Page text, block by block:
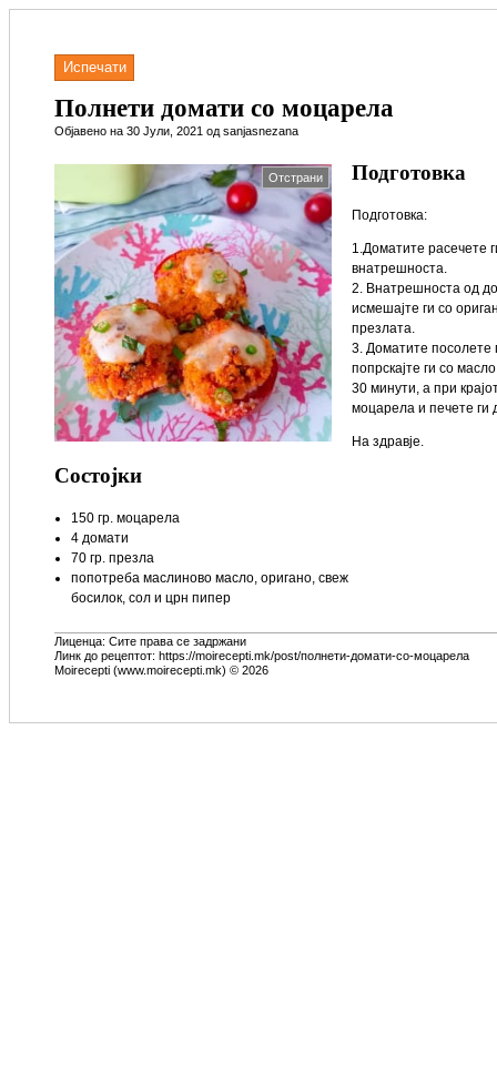
Испечати
Полнети домати со моцарела
Објавено на 30 Јули, 2021 од sanjasnezana
Отстрани
Состојки
150 гр. моцарела
4 домати
70 гр. презла
попотреба маслиново масло, оригано, свеж
босилок, сол и црн пипер
Подготовка
Подготовка:
1.Доматите расечете
внатрешноста.
2. Внатрешноста од
исмешајте ги со
презлата.
3. Доматите посолете
попрскајте ги со
30 минути, а при
моцарела и печете ги
На здравје.
Лиценца: Сите права се задржани
Линк до рецептот: https://moirecepti.mk/post/полнети-домати-со-моцарела
Moirecepti (www.moirecepti.mk) © 2026